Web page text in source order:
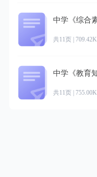
共11页 | 709.42K
共11页 | 755.00K